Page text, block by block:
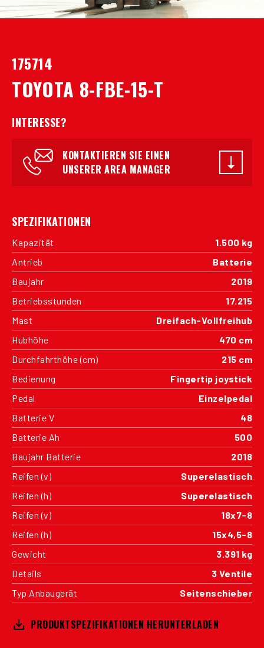
175714
TOYOTA 8-FBE-15-T
INTERESSE?
KONTAKTIEREN SIE EINEN
UNSERER AREA MANAGER
SPEZIFIKATIONEN
Kapazität
1.500 kg
Antrieb
Batterie
Baujahr
2019
Betriebsstunden
17.215
Mast
Dreifach-Vollfreihub
Hubhöhe
470 cm
Durchfahrthöhe (cm)
215 cm
Bedienung
Fingertip joystick
Pedal
Einzelpedal
Batterie V
48
Batterie Ah
500
Baujahr Batterie
2018
Reifen (v)
Superelastisch
Reifen (h)
Superelastisch
Reifen (v)
18x7-8
Reifen (h)
15x4,5-8
Gewicht
3.391 kg
Details
3 Ventile
Typ Anbaugerät
Seitenschieber
PRODUKTSPEZIFIKATIONEN HERUNTERLADEN